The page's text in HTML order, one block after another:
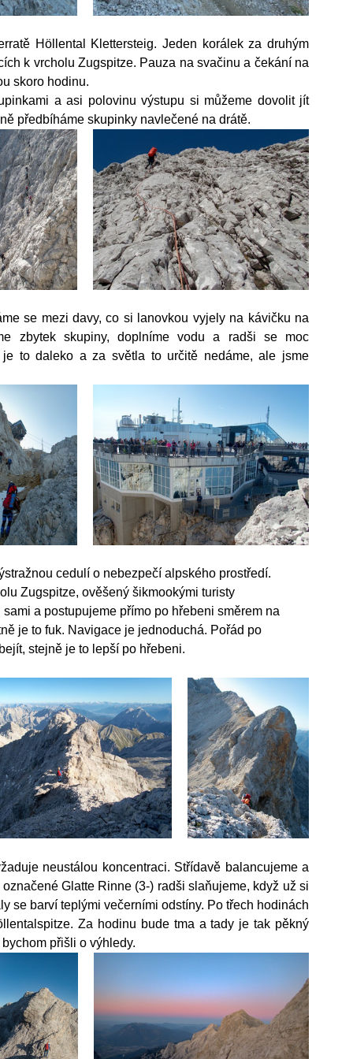
Höllental Klettersteig. Jeden korálek za druhým
k vrcholu Zugspitze. Pauza na svačinu a čekání na
skoro hodinu.
a asi polovinu výstupu si můžeme dovolit jít
předbíháme skupinky navlečené na drátě.
se mezi davy, co si lanovkou vyjely na kávičku na
zbytek skupiny, doplníme vodu a radši se moc
to daleko a za světla to určitě nedáme, ale jsme
cedulí o nebezpečí alpského prostředí.
Zugspitze, ověšený šikmookými turisty
a postupujeme přímo po hřebeni směrem na
je to fuk. Navigace je jednoduchá. Pořád po
stejně je to lepší po hřebeni.
neustálou koncentraci. Střídavě balancujeme a
Glatte Rinne (3-) radši slaňujeme, když už si
se barví teplými večerními odstíny. Po třech hodinách
Za hodinu bude tma a tady je tak pěkný
přišli o výhledy.